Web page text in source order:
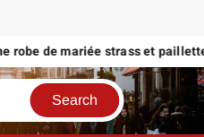
de mariée strass et paillette